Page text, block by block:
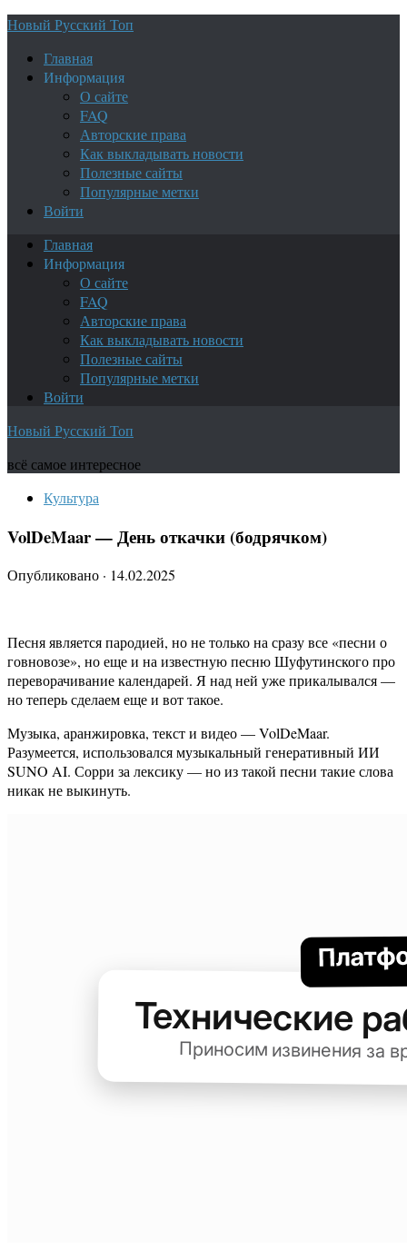
Новый Русский Топ
Главная
Информация
О сайте
FAQ
Авторские права
Как выкладывать новости
Полезные сайты
Популярные метки
Войти
Главная
Информация
О сайте
FAQ
Авторские права
Как выкладывать новости
Полезные сайты
Популярные метки
Войти
Новый Русский Топ
всё самое интересное
Культура
VolDeMaar — День откачки (бодрячком)
Опубликовано · 14.02.2025
Песня является пародией, но не только на сразу все «песни о
говновозе», но еще и на известную песню Шуфутинского про
переворачивание календарей. Я над ней уже прикалывался —
но теперь сделаем еще и вот такое.
Музыка, аранжировка, текст и видео — VolDeMaar.
Разумеется, использовался музыкальный генеративный ИИ
SUNO AI. Сорри за лексику — но из такой песни такие слова
никак не выкинуть.